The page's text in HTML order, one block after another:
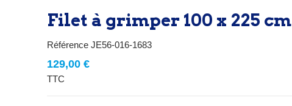
Filet à grimper 100 x 225 cm
Référence JE56-016-1683
129,00 €
TTC